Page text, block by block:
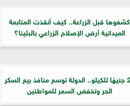
كشفوها قبل الزراعة.. كيف أنقذت المتابعة
الميدانية أرض الإصلاح الزراعي بالبلينا؟
25 جنيهًا للكيلو.. الدولة توسع منافذ بيع السكر
الحر وتخفض السعر للمواطنين